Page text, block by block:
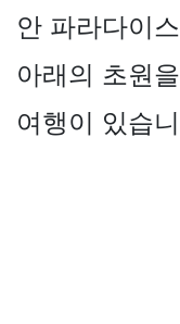
안 파라다이
아래의 초원
여행이 있습